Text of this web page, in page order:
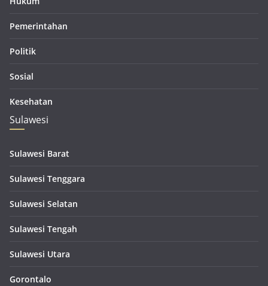
Pemerintahan
Politik
Sosial
Kesehatan
Sulawesi
Sulawesi Barat
Sulawesi Tenggara
Sulawesi Selatan
Sulawesi Tengah
Sulawesi Utara
Gorontalo